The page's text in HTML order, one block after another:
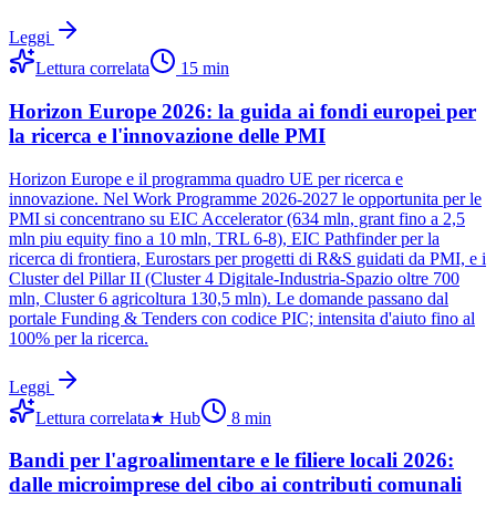
Leggi
Lettura correlata
15 min
Horizon Europe 2026: la guida ai fondi europei per
la ricerca e l'innovazione delle PMI
Horizon Europe e il programma quadro UE per ricerca e
innovazione. Nel Work Programme 2026-2027 le opportunita per le
PMI si concentrano su EIC Accelerator (634 mln, grant fino a 2,5
mln piu equity fino a 10 mln, TRL 6-8), EIC Pathfinder per la
ricerca di frontiera, Eurostars per progetti di R&S guidati da PMI, e i
Cluster del Pillar II (Cluster 4 Digitale-Industria-Spazio oltre 700
mln, Cluster 6 agricoltura 130,5 mln). Le domande passano dal
portale Funding & Tenders con codice PIC; intensita d'aiuto fino al
100% per la ricerca.
Leggi
Lettura correlata★ Hub 8 min
Bandi per l'agroalimentare e le filiere locali 2026:
dalle microimprese del cibo ai contributi comunali